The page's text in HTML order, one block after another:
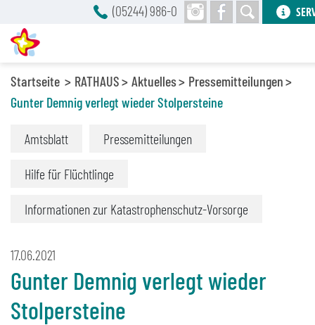
Startseite RATHAUS Aktuelles
Pressemitteilungen
Gunter Demnig verlegt wieder Stolpersteine
Amtsblatt Pressemitteilungen
Hilfe für Flüchtlinge
Informationen zur Katastrophenschutz-Vorsorge
17.06.2021
Gunter Demnig verlegt wieder
Stolpersteine
(05244) 986-0